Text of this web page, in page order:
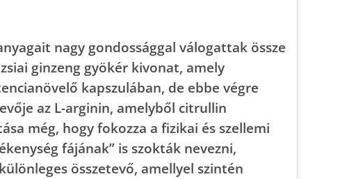
nagy gondossággal válogattak össze
ginzeng gyökér kivonat, amely
kapszulában, de ebbe végre
az L-arginin, amelyből citrullin
még, hogy fokozza a fizikai és szellemi
fájának” is szokták nevezni,
összetevő, amellyel szintén